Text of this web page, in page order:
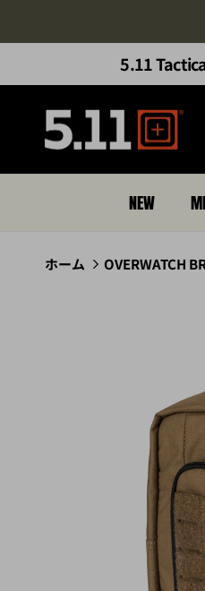
5.11
NEW
ホーム OVERWATCH